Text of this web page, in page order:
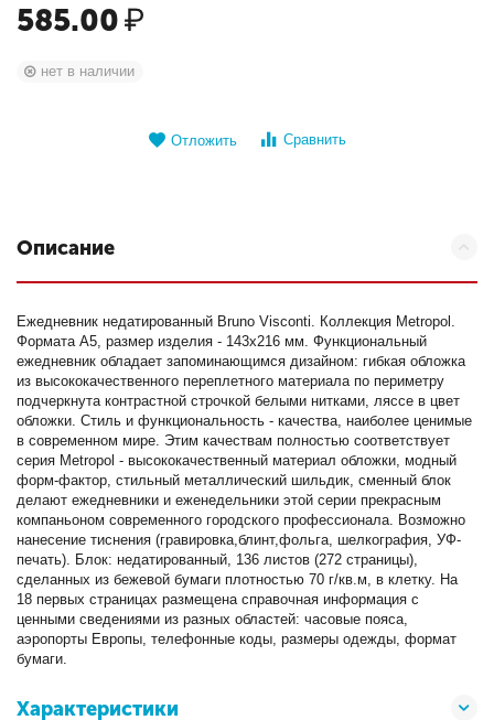
585.00₽
нет в наличии
Отложить Сравнить
Описание
Ежедневник недатированный Bruno Visconti. Коллекция Metropol.
Формата А5, размер изделия - 143x216 мм. Функциональный
ежедневник обладает запоминающимся дизайном: гибкая обложка
из высококачественного переплетного материала по периметру
подчеркнута контрастной строчкой белыми нитками, ляссе в цвет
обложки. Стиль и функциональность - качества, наиболее ценимые
в современном мире. Этим качествам полностью соответствует
серия Metropol - высококачественный материал обложки, модный
форм-фактор, стильный металлический шильдик, сменный блок
делают ежедневники и еженедельники этой серии прекрасным
компаньоном современного городского профессионала. Возможно
нанесение тиснения (гравировка,блинт,фольга, шелкография, УФ-
печать). Блок: недатированный, 136 листов (272 страницы),
сделанных из бежевой бумаги плотностью 70 г/кв.м, в клетку. На
18 первых страницах размещена справочная информация с
ценными сведениями из разных областей: часовые пояса,
аэропорты Европы, телефонные коды, размеры одежды, формат
бумаги.
Характеристики